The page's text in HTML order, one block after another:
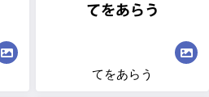
てをあらう